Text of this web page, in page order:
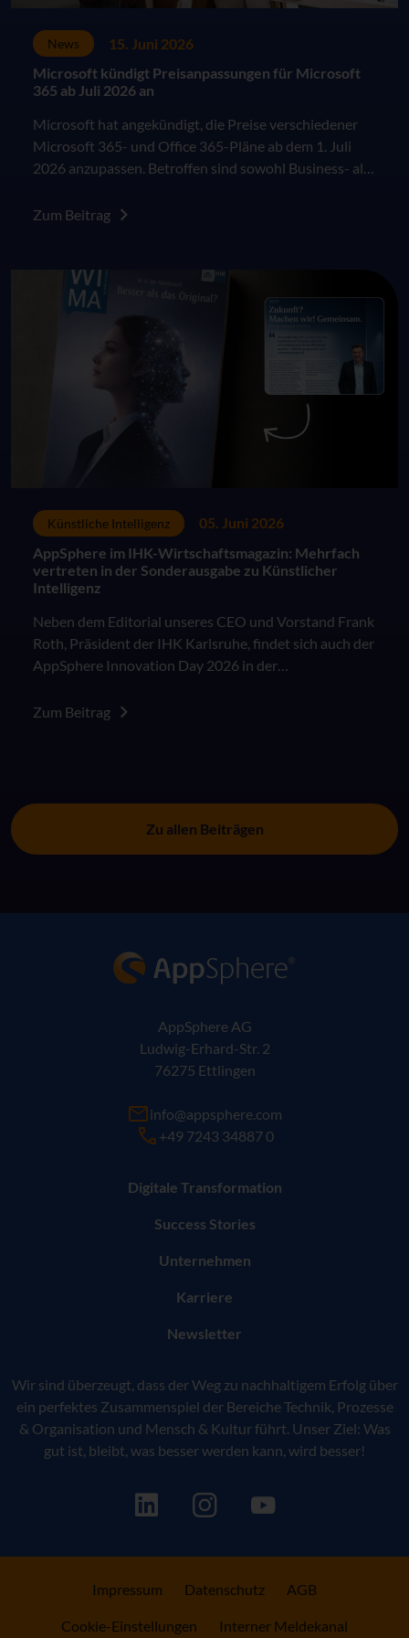
News
15. Juni 2026
Microsoft kündigt Preisanpassungen für Microsoft
365 ab Juli 2026 an
Microsoft hat angekündigt, die Preise verschiedener
Microsoft 365- und Office 365-Pläne ab dem 1. Juli
2026 anzupassen. Betroffen sind sowohl Business- als
Änderungen greifen für Neukunden sowie für
Zum Beitrag
Künstliche Intelligenz
05. Juni 2026
AppSphere im IHK-Wirtschaftsmagazin: Mehrfach
vertreten in der Sonderausgabe zu Künstlicher
Intelligenz
Neben dem Editorial unseres CEO und Vorstand Frank
Roth, Präsident der IHK Karlsruhe, findet sich auch der
AppSphere Innovation Day 2026 in der
der Arbeitswelt: Besser als das Original?".
Zum Beitrag
Zu allen Beiträgen
AppSphere IT-Lösungsanbieter
AppSphere AG
Ludwig-Erhard-Str. 2
76275 Ettlingen
info@appsphere.com
+49 7243 34887 0
Digitale Transformation
Success Stories
Unternehmen
Karriere
Newsletter
Wir sind überzeugt, dass der Weg zu nachhaltigem Erfolg über
ein perfektes Zusammenspiel der Bereiche Technik, Prozesse
& Organisation und Mensch & Kultur führt. Unser Ziel: Was
gut ist, bleibt, was besser werden kann, wird besser!
Impressum Datenschutz AGB
Cookie-Einstellungen Interner Meldekanal